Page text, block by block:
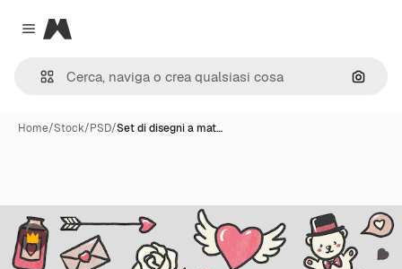
Close menu
Magnific
Cerca
Home/Stock/PSD/Set di disegni a mat…
Premium